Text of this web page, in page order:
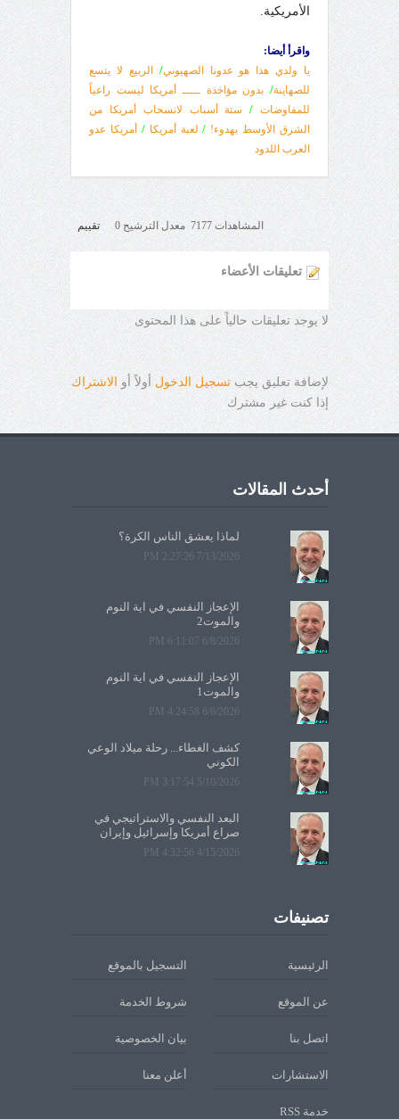
الأمريكية.
واقرأ أيضا:
يا ولدي هذا هو عدونا الصهيوني/
الربيع لا يتسع
للصهاينة/ بدون مؤاخذة ـــــ أمريكا ليست راعياً
للمفاوضات /
ستة أسباب لانسحاب أمريكا من
الشرق الأوسط‎ بهدوء!
/ لعبة أمريكا / أمريكا عدو
العرب اللدود
المشاهدات 7177 معدل الترشيح 0 تقييم
تعليقات الأعضاء
لا يوجد تعليقات حالياً على هذا المحتوى
لإضافة تعليق يجب تسجيل الدخول أولاً أو
الاشتراك
إذا كنت غير مشترك
أحدث المقالات
لماذا يعشق الناس الكرة؟
7/13/2026 2:27:26 PM
الإعجاز النفسي في آية النوم
والموت2
6/8/2026 6:11:07 PM
الإعجاز النفسي في آية النوم
والموت1
6/6/2026 4:24:58 PM
كشف الغطاء... رحلة ميلاد الوعي
الكوني
5/10/2026 3:17:54 PM
البعد النفسي والاستراتيجي في
صراع أمريكا وإسرائيل وإيران
4/15/2026 4:32:56 PM
تصنيفات
الرئيسية التسجيل بالموقع
عن الموقع شروط الخدمة
اتصل بنا بيان الخصوصية
الاستشارات أعلن معنا
خدمة RSS